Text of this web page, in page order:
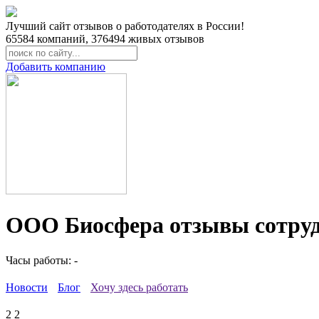
Лучший сайт отзывов о работодателях в России!
65584 компаний, 376494 живых отзывов
Добавить компанию
ООО Биосфера отзывы
Часы работы: -
Новости Блог Хочу здесь работать
2 2